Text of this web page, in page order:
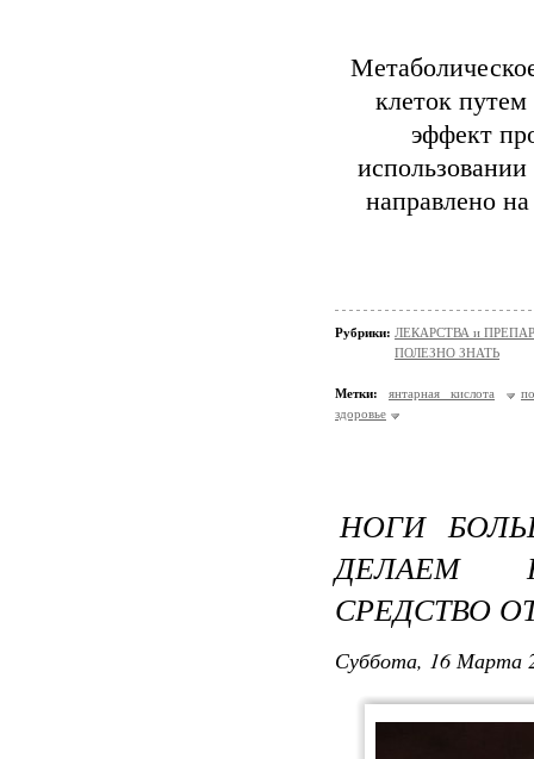
клеток
эффект
направлено
Рубрики: ЛЕКАРСТВА и
ПОЛЕЗНО ЗНАТЬ
Метки: янтарная кислота
здоровье
НОГИ
ДЕЛАЕМ
СРЕДСТВО
Суббота, 16 Марта